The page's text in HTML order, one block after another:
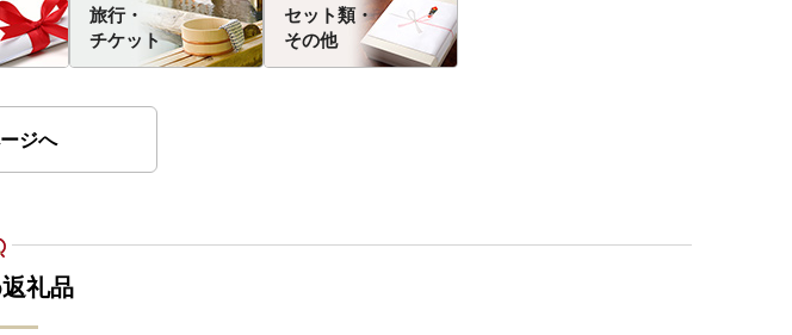
旅行・
チケット
セット類・
その他
ジへ
礼品